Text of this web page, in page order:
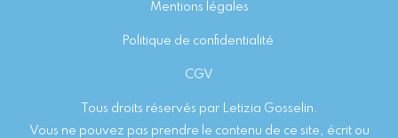
Mentions légales
Politique de confidentialité
CGV
Tous droits réservés par Letizia Gosselin.
Vous ne pouvez pas prendre le contenu de ce site, écrit ou